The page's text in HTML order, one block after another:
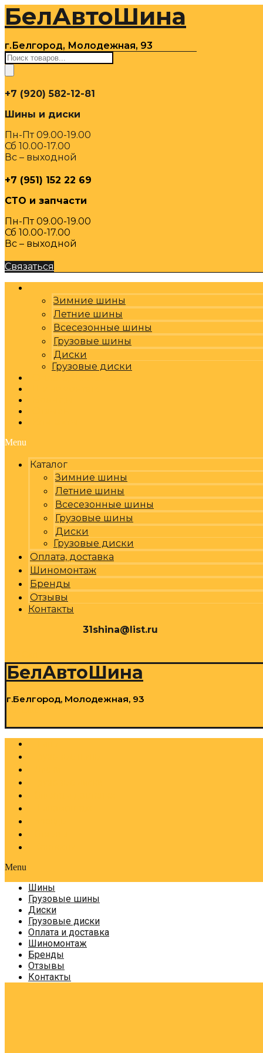
Перейти
содержимому
БелАвтоШина
г.Белгород, Молодежная, 93
Поиск
товаров
+7 (920) 582-12-81
Шины и диски
Пн-Пт 09.00-19.00
Сб 10.00-17.00
Вс – выходной
+7 (951) 152 22 69
СТО и запчасти
Пн-Пт 09.00-19.00
Сб 10.00-17.00
Вс – выходной
Связаться
Зимние шины
Летние шины
Всесезонные шины
Грузовые шины
Диски
Грузовые диски
Menu
Каталог
Зимние шины
Летние шины
Всесезонные шины
Грузовые шины
Диски
Грузовые диски
Оплата, доставка
Шиномонтаж
Бренды
Отзывы
Контакты
31shina@list.ru
БелАвтоШина
г.Белгород, Молодежная, 93
Menu
Шины
Грузовые шины
Диски
Грузовые диски
Оплата и доставка
Шиномонтаж
Бренды
Отзывы
Контакты